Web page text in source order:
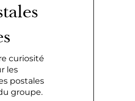
curiosité
les
postales
groupe.